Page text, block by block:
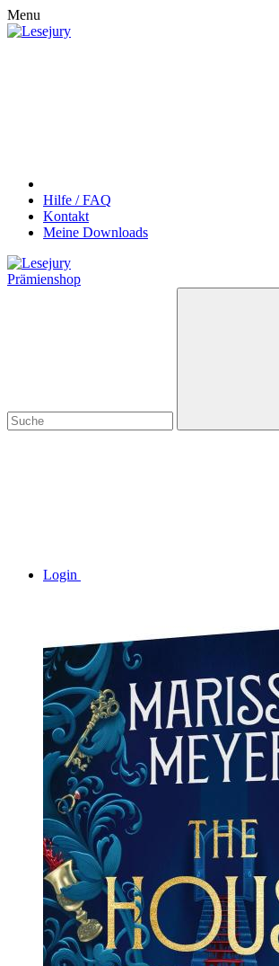
Menu
Hilfe / FAQ
Kontakt
Meine Downloads
Prämienshop
Login